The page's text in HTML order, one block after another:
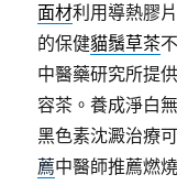
面材利用導熱膠
的保健貓鬚草茶
中醫藥研究所提
容茶。養成淨白
黑色素沈澱治療
薦中醫師推薦燃